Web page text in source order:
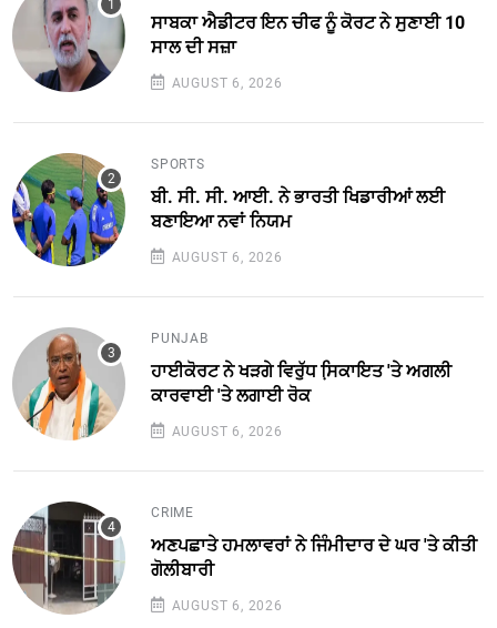
ਸਾਬਕਾ ਐਡੀਟਰ ਇਨ ਚੀਫ ਨੂੰ ਕੋਰਟ ਨੇ ਸੁਣਾਈ 10
ਸਾਲ ਦੀ ਸਜ਼ਾ
AUGUST 6, 2026
SPORTS
ਬੀ. ਸੀ. ਸੀ. ਆਈ. ਨੇ ਭਾਰਤੀ ਖਿਡਾਰੀਆਂ ਲਈ
ਬਣਾਇਆ ਨਵਾਂ ਨਿਯਮ
AUGUST 6, 2026
PUNJAB
ਹਾਈਕੋਰਟ ਨੇ ਖੜਗੇ ਵਿਰੁੱਧ ਸਿ਼ਕਾਇਤ 'ਤੇ ਅਗਲੀ
ਕਾਰਵਾਈ 'ਤੇ ਲਗਾਈ ਰੋਕ
AUGUST 6, 2026
CRIME
ਅਣਪਛਾਤੇ ਹਮਲਾਵਰਾਂ ਨੇ ਜਿੰਮੀਦਾਰ ਦੇ ਘਰ 'ਤੇ ਕੀਤੀ
ਗੋਲੀਬਾਰੀ
AUGUST 6, 2026